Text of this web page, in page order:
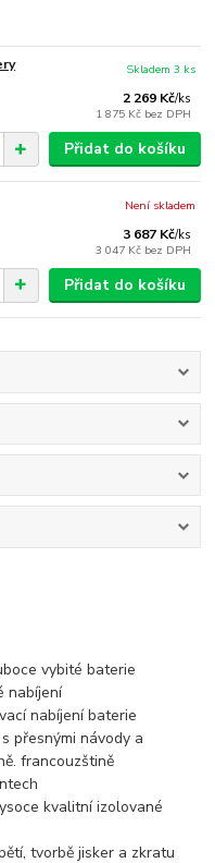
2 269 Kč/ks
1 875 Kč bez DPH
Skladem 3 ks
Přidat do košíku
3 687 Kč/ks
3 047 Kč bez DPH
Není skladem
Přidat do košíku
vybité baterie
nabíjení
nabíjení baterie
přesnými návody a
francouzštině
kvalitní izolované
tvorbě jisker a zkratu